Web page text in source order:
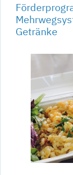
Getränke